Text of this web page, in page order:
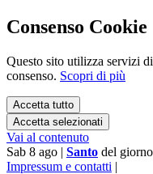
Consenso Cookie
Questo sito utilizza servizi
consenso. Scopri di più
Accetta tutto
Accetta selezionati
Vai al contenuto
Sab 8 ago | Santo del giorno
Impressum e contatti |